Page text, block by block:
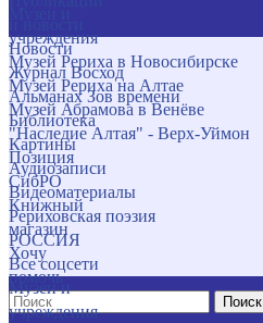
учреждения
Музей Рериха в Новосибирске
Музей Рериха на Алтае
Музей Абрамова в Венёве
"Наследие Алтая" - Верх-Уймон
Позиция
СибРО
Книжный
магазин
Хочу
помочь
Поиск
Новости
Журнал Восход
Альманах Зов времени
Библиотека
Картины
Аудиозаписи
Видеоматериалы
Рериховская поэзия
РОССИЯ
Все соцсети
Музеи и
учреждения